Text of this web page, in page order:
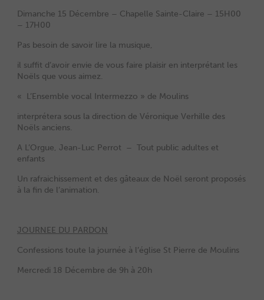
Dimanche 15 Décembre – Chapelle Sainte-Claire – 15H00
– 17H00
Pas besoin de savoir lire la musique,
il suffit d’avoir envie de vous faire plaisir en interprétant les
Noëls que vous aimez.
« L’Ensemble vocal Intermezzo » de Moulins
interprétera sous la direction de Véronique Verhille des
Noëls anciens.
A L’Orgue, Jean-Luc Perrot – Tout public adultes et
enfants
Un rafraichissement et des gâteaux de Noël seront proposés
à la fin de l’animation.
JOURNEE DU PARDON
Confessions toute la journée à l’église St Pierre de Moulins
Mercredi 18 Décembre de 9h à 20h